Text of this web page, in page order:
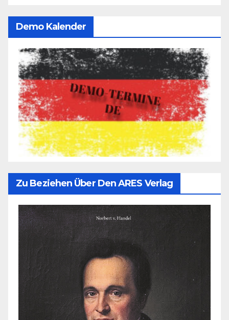
Demo Kalender
Zu Beziehen Über Den ARES Verlag